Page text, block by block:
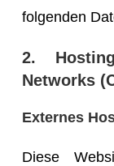
folgenden
2.
Networks
Externes
Diese